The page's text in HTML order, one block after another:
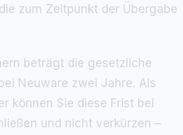
zum Zeitpunkt der Übergabe
beträgt die gesetzliche
Neuware zwei Jahre. Als
können Sie diese Frist bei
und nicht verkürzen –